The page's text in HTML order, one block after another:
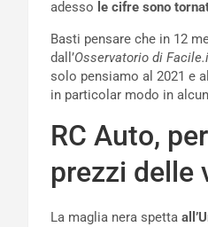
adesso le cifre sono
Basti pensare che in 12
dall’Osservatorio di
solo pensiamo al 2021 e
in particolar modo in
RC Auto,
prezzi delle
La maglia nera spetta